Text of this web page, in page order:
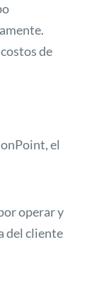
de
el
operar y
del cliente